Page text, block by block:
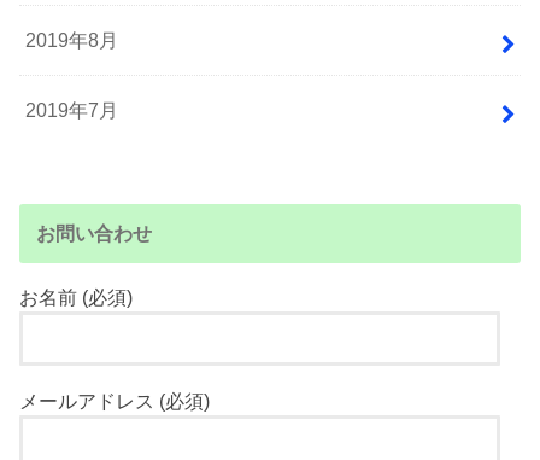
2019年8月
2019年7月
お問い合わせ
お名前 (必須)
メールアドレス (必須)